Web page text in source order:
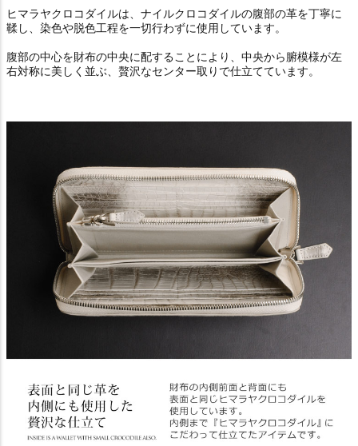
ヒマラヤクロコダイルは、ナイルクロコダイルの腹部の革を丁寧に
鞣し、染色や脱色工程を一切行わずに使用しています。
腹部の中心を財布の中央に配することにより、中央から腑模様が左
右対称に美しく並ぶ、贅沢なセンター取りで仕立てています。